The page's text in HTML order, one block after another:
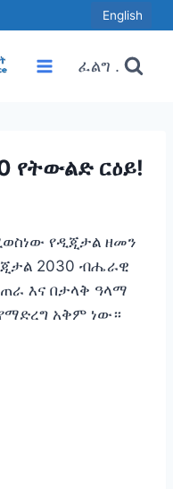
English
ፈልግ .
የትውልድ ርዕይ!
የዲጂታል ዘመን
2030 ብሔራዊ
እና በታላቅ ዓላማ
አቅም ነው።